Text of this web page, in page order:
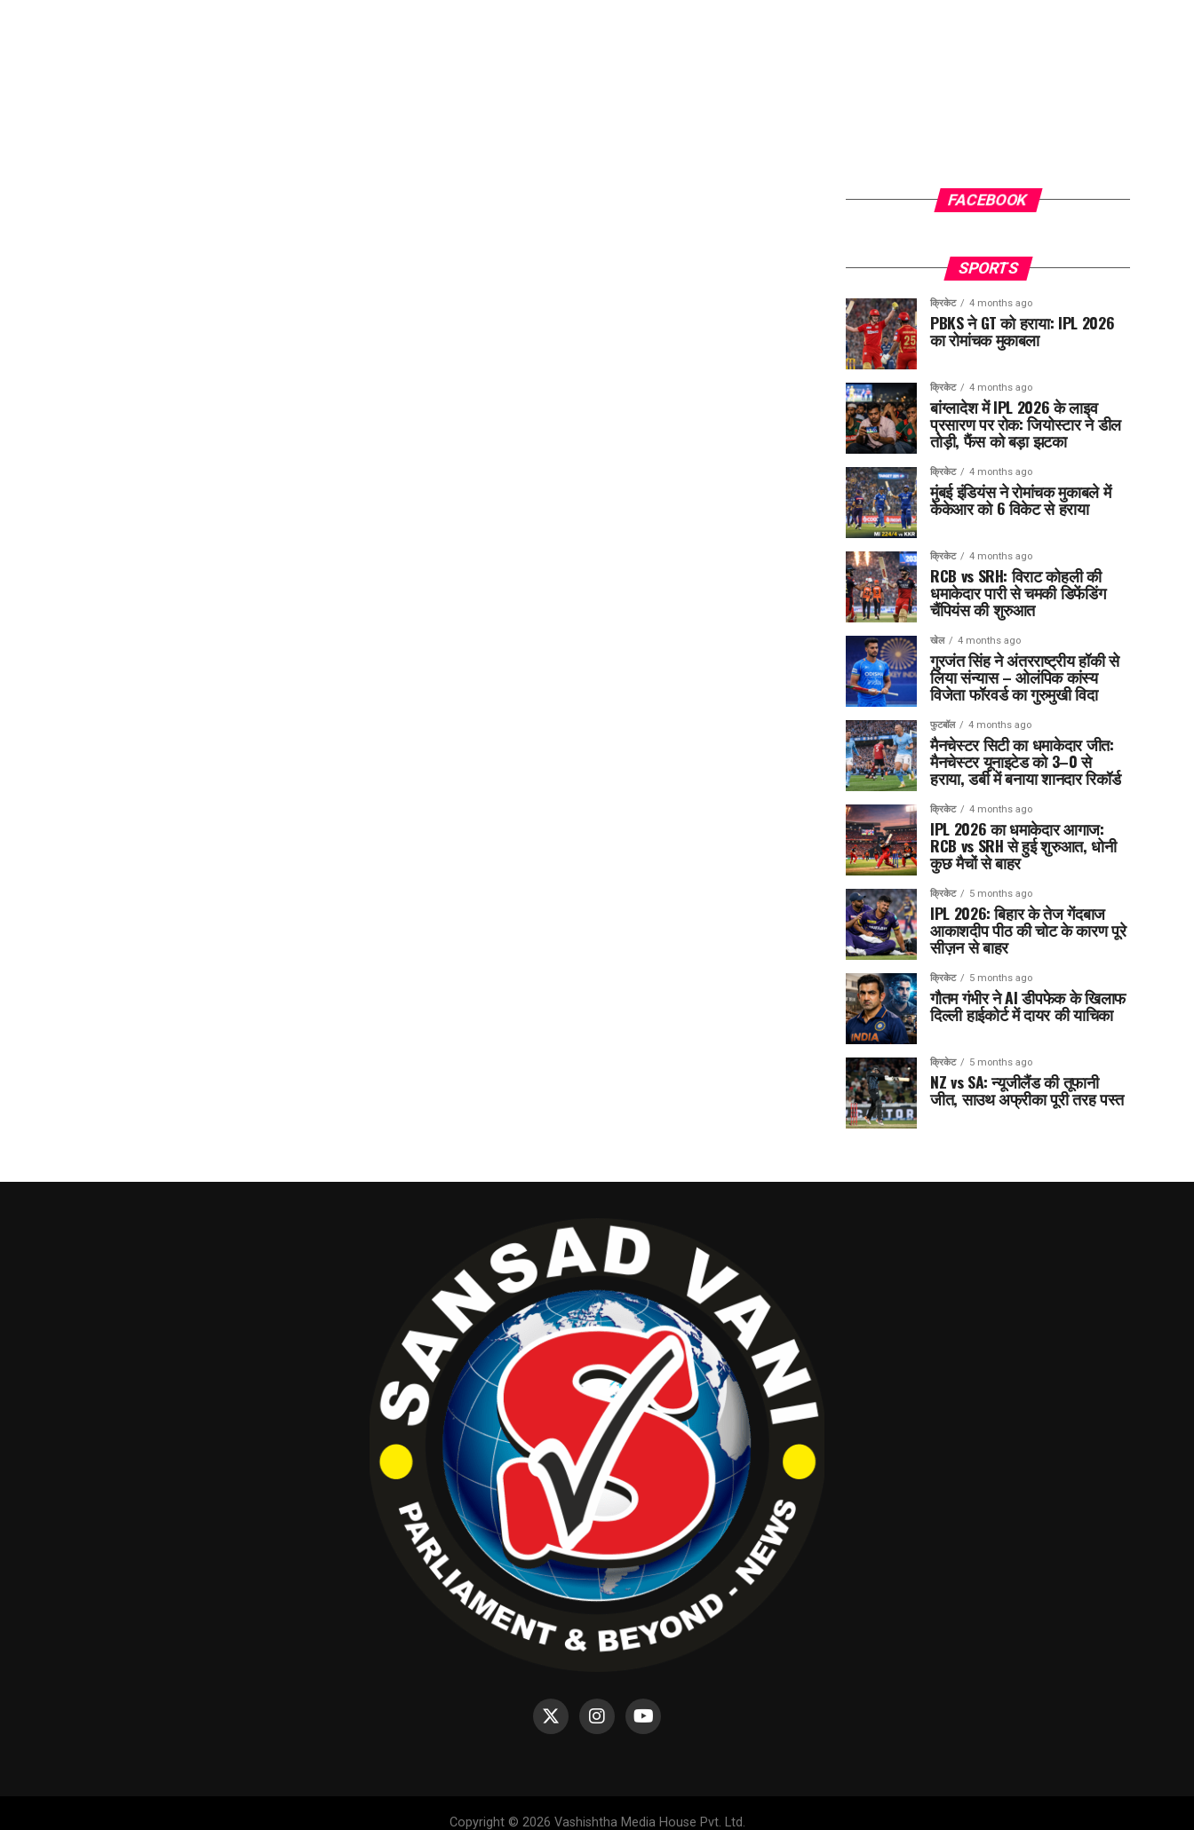
FACEBOOK
SPORTS
क्रिकेट 4 months ago
PBKS ने GT को हराया: IPL 2026
का रोमांचक मुकाबला
क्रिकेट 4 months ago
बांग्लादेश में IPL 2026 के लाइव
प्रसारण पर रोक: जियोस्टार ने डील
तोड़ी, फैंस को बड़ा झटका
क्रिकेट 4 months ago
मुंबई इंडियंस ने रोमांचक मुकाबले में
केकेआर को 6 विकेट से हराया
क्रिकेट 4 months ago
RCB vs SRH: विराट कोहली की
धमाकेदार पारी से चमकी डिफेंडिंग
चैंपियंस की शुरुआत
खेल 4 months ago
गुरजंत सिंह ने अंतरराष्ट्रीय हॉकी से
लिया संन्यास – ओलंपिक कांस्य
विजेता फॉरवर्ड का गुरुमुखी विदा
फुटबॉल 4 months ago
मैनचेस्टर सिटी का धमाकेदार जीत:
मैनचेस्टर यूनाइटेड को 3–0 से
हराया, डर्बी में बनाया शानदार रिकॉर्ड
क्रिकेट 4 months ago
IPL 2026 का धमाकेदार आगाज:
RCB vs SRH से हुई शुरुआत, धोनी
कुछ मैचों से बाहर
क्रिकेट 5 months ago
IPL 2026: बिहार के तेज गेंदबाज
आकाशदीप पीठ की चोट के कारण पूरे
सीज़न से बाहर
क्रिकेट 5 months ago
गौतम गंभीर ने AI डीपफेक के खिलाफ
दिल्ली हाईकोर्ट में दायर की याचिका
क्रिकेट 5 months ago
NZ vs SA: न्यूजीलैंड की तूफानी
जीत, साउथ अफ्रीका पूरी तरह पस्त
Copyright © 2026 Vashishtha Media House Pvt. Ltd.